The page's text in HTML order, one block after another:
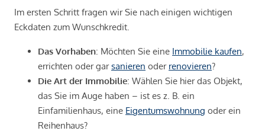
Im ersten Schritt fragen wir Sie nach einigen wichtigen
Eckdaten zum Wunschkredit.
Das Vorhaben: Möchten Sie eine Immobilie kaufen,
errichten oder garsanieren oder renovieren?
Die Art der Immobilie: Wählen Sie hier das Objekt,
das Sie im Auge haben – ist es z. B. ein
Einfamilienhaus, eine Eigentumswohnung oder ein
Reihenhaus?